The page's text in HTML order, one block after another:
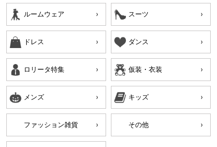
ルームウェア スーツ
ドレス ダンス
ロリータ特集 仮装・衣装
メンズ キッズ
ファッション雑貨 その他